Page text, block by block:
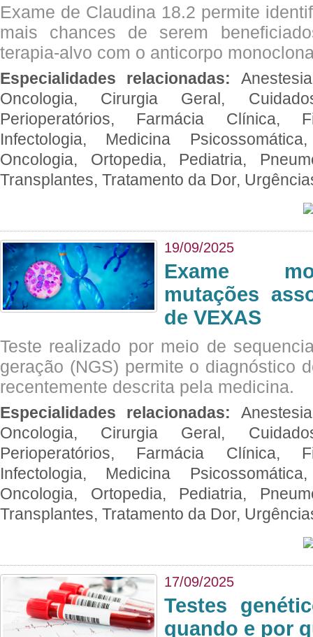
Exame de Claudina 18.2 permite
mais chances de serem
terapia-alvo com o anticorpo
Especialidades relacionadas:
Oncologia, Cirurgia Geral,
Perioperatórios, Farmácia Clínica,
Infectologia, Medicina
Oncologia, Ortopedia, Pediatria,
Transplantes, Tratamento da Dor,
19/09/2025
Exame
mutações
de VEXAS
Teste realizado por meio de
geração (NGS) permite o diagnóstico
recentemente descrita pela medicina.
Especialidades relacionadas:
Oncologia, Cirurgia Geral,
Perioperatórios, Farmácia Clínica,
Infectologia, Medicina
Oncologia, Ortopedia, Pediatria,
Transplantes, Tratamento da Dor,
17/09/2025
Testes
quando e por